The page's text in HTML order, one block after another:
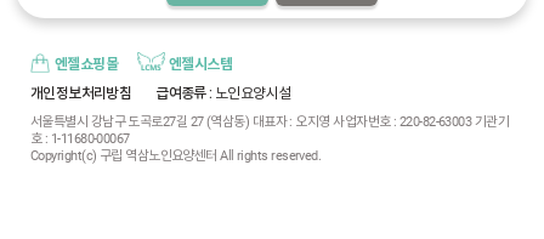
엔젤쇼핑몰
엔젤시스템
개인정보처리방침
급여종류 : 노인요양시설
서울특별시 강남구 도곡로27길 27 (역삼동) 대표자 : 오지영 사업자번호 : 220-82-63003 기관기
호 : 1-11680-00067
Copyright(c) 구립 역삼노인요양센터 All rights reserved.